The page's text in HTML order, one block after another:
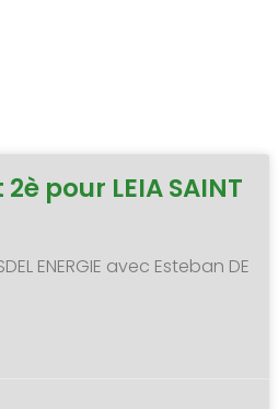
pour LEIA SAINT
ENERGIE avec Esteban DE